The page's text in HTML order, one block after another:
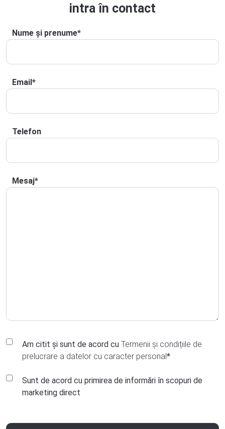
intra în contact
Nume și prenume*
Email*
Telefon
Mesaj*
GDPR
Consent *
Am citit și sunt de acord cu Termenii și condițiile de
prelucrare a datelor cu caracter personal*
Marketing
Communication
Sunt de acord cu primirea de informări în scopuri de
marketing direct